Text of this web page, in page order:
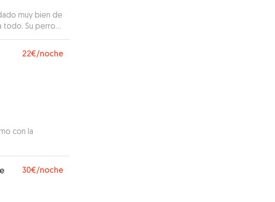
muy bien de
todo. Su perro
perro.
22€/noche
con la
30€/noche